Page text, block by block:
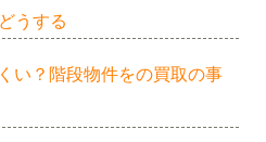
うする
い？階段物件をの買取の事